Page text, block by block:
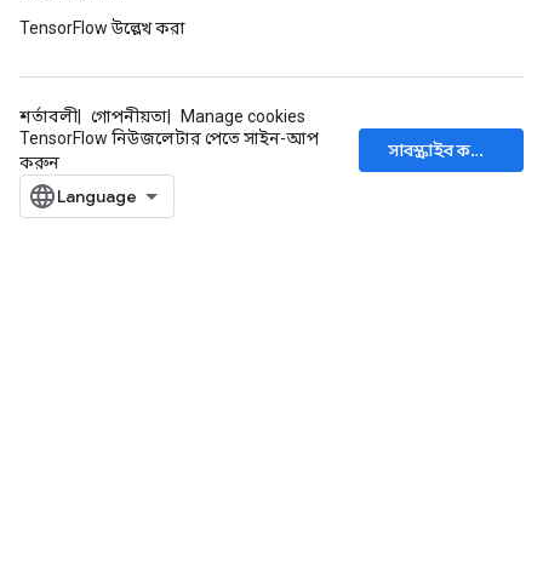
TensorFlow উল্লেখ করা
শর্তাবলী গোপনীয়তা
Manage cookies
TensorFlow নিউজলেটার পেতে সাইন-আপ
করুন
সাবস্ক্রাইব করুন